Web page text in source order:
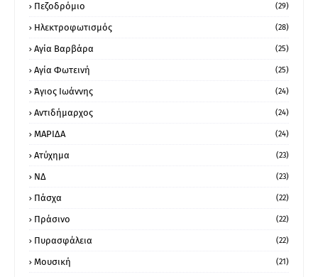
Πεζοδρόμιο (29)
Ηλεκτροφωτισμός (28)
Αγία Βαρβάρα (25)
Αγία Φωτεινή (25)
Άγιος Ιωάννης (24)
Αντιδήμαρχος (24)
ΜΑΡΙΔΑ (24)
Ατύχημα (23)
ΝΔ (23)
Πάσχα (22)
Πράσινο (22)
Πυρασφάλεια (22)
Μουσική (21)